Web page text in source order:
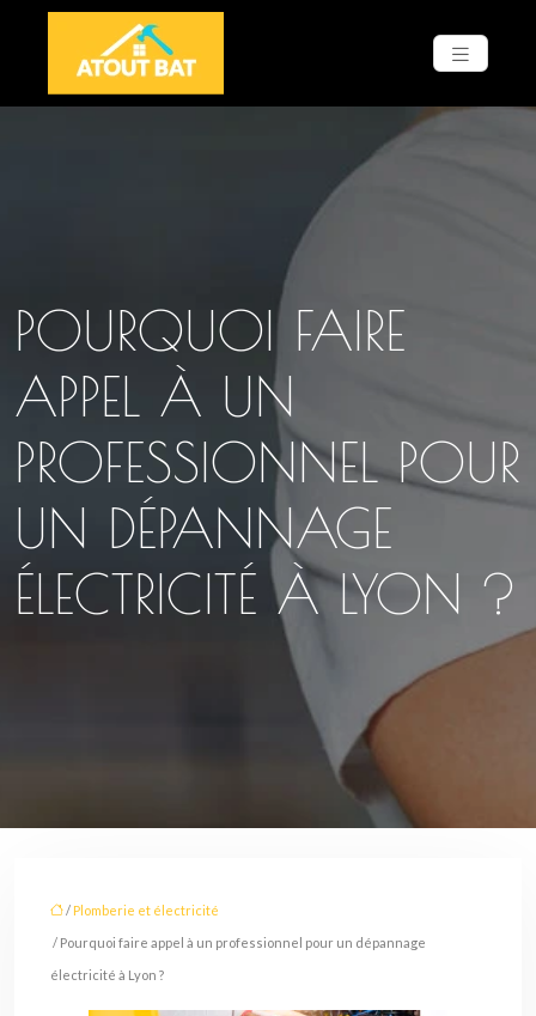
POURQUOI FAIRE
APPEL À UN
PROFESSIONNEL POUR
UN DÉPANNAGE
ÉLECTRICITÉ À LYON ?
/ Plomberie et électricité
/ Pourquoi faire appel à un professionnel pour un dépannage
électricité à Lyon ?